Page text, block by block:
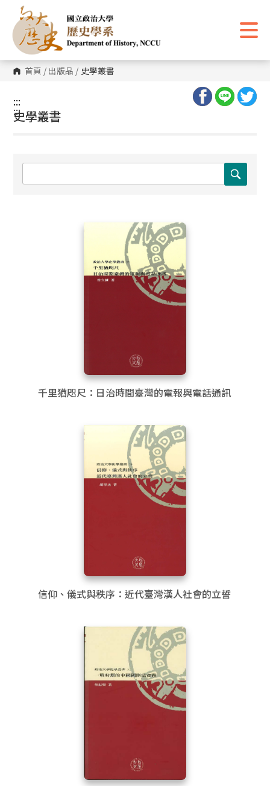
主
要
內
區
塊 首頁 / 出版品 / 史學叢書
:::
:::
史學叢書
千里猶咫尺：日治時間臺灣的電報與電話通訊
信仰、儀式與秩序：近代臺灣漢人社會的立誓